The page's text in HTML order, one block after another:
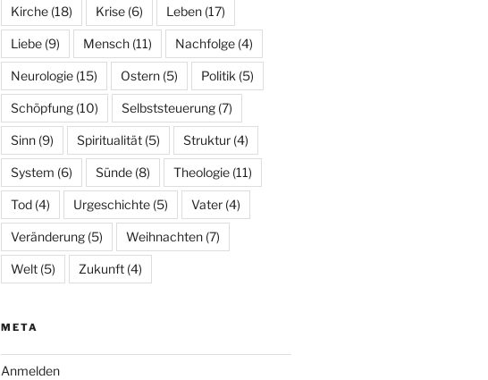
Kirche(18) Krise(6) Leben(17)
Liebe(9) Mensch(11) Nachfolge(4)
Neurologie(15) Ostern(5) Politik (5)
Schöpfung(10) Selbststeuerung(7)
Sinn(9) Spiritualität(5) Struktur(4)
System (6) Sünde(8) Theologie(11)
Tod(4) Urgeschichte(5) Vater(4)
Veränderung(5) Weihnachten(7)
Welt(5) Zukunft(4)
META
Anmelden